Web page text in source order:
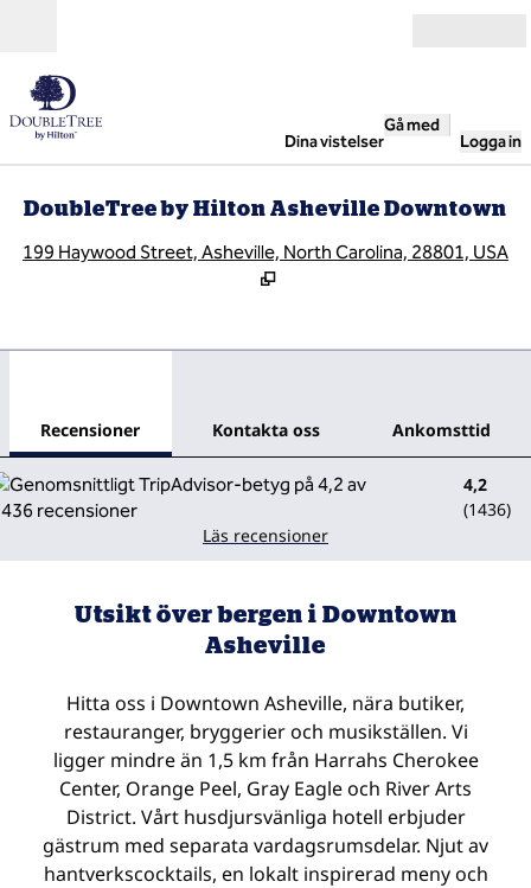
Dina vistelser
Gå med
Logga in
DoubleTree by Hilton Asheville Downtown
199 Haywood Street, Asheville, North Carolina, 28801, USA
Recensioner Kontakta oss Ankomsttid
4,2
(1436)
Läs recensioner
Utsikt över bergen i Downtown
Asheville
Hitta oss i Downtown Asheville, nära butiker,
restauranger, bryggerier och musikställen. Vi
ligger mindre än 1,5 km från Harrahs Cherokee
Center, Orange Peel, Gray Eagle och River Arts
District. Vårt husdjursvänliga hotell erbjuder
gästrum med separata vardagsrumsdelar. Njut av
hantverkscocktails, en lokalt inspirerad meny och